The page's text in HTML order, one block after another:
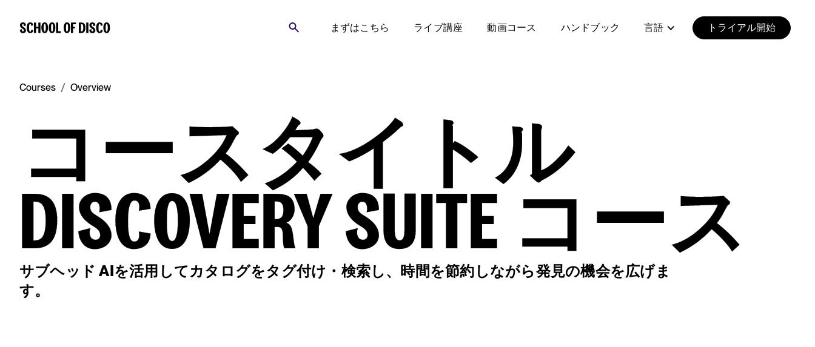
まずはこちら ライブ講座 動画コース ハンドブック 言語 トライアル開始
Courses / Overview
コースタイトル
DISCOVERY SUITE コース
サブヘッド AIを活用してカタログをタグ付け・検索し、時間を節約しながら発見の機会を広げま
す。